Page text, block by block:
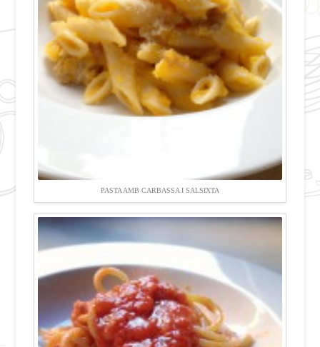
PASTA AMB CARBASSA I SALSIXTA